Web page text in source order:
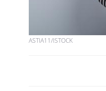
ASTIA11/ISTOCK